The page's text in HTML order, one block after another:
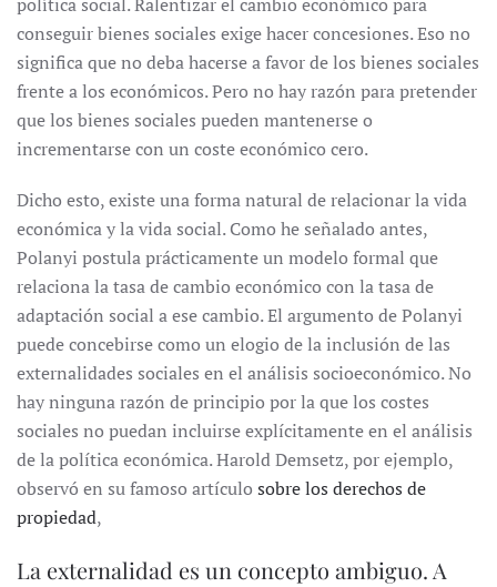
conseguir bienes sociales exige hacer concesiones. Eso no
significa que no deba hacerse a favor de los bienes sociales
frente a los económicos. Pero no hay razón para pretender
que los bienes sociales pueden mantenerse o
incrementarse con un coste económico cero.
Dicho esto, existe una forma natural de relacionar la vida
económica y la vida social. Como he señalado antes,
Polanyi postula prácticamente un modelo formal que
relaciona la tasa de cambio económico con la tasa de
adaptación social a ese cambio. El argumento de Polanyi
puede concebirse como un elogio de la inclusión de las
externalidades sociales en el análisis socioeconómico. No
hay ninguna razón de principio por la que los costes
sociales no puedan incluirse explícitamente en el análisis
de la política económica. Harold Demsetz, por ejemplo,
observó en su famoso artículo sobre los derechos de
propiedad,
La externalidad es un concepto ambiguo. A